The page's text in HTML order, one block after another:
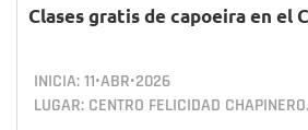
Clases gratis de capoeira en el
INICIA:11•ABR•2026
LUGAR: CENTRO FELICIDAD CHAPINERO.